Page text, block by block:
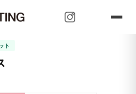
美術館ニュース
ト